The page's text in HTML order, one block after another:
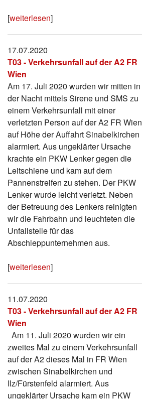
[weiterlesen]
17.07.2020
T03 - Verkehrsunfall auf der A2 FR
Wien
Am 17. Juli 2020 wurden wir mitten in
der Nacht mittels Sirene und SMS zu
einem Verkehrsunfall mit einer
verletzten Person auf der A2 FR Wien
auf Höhe der Auffahrt Sinabelkirchen
alarmiert. Aus ungeklärter Ursache
krachte ein PKW Lenker gegen die
Leitschiene und kam auf dem
Pannenstreifen zu stehen. Der PKW
Lenker wurde leicht verletzt. Neben
der Betreuung des Lenkers reinigten
wir die Fahrbahn und leuchteten die
Unfallstelle für das
Abschleppunternehmen aus.
[weiterlesen]
11.07.2020
T03 - Verkehrsunfall auf der A2 FR
Wien
Am 11. Juli 2020 wurden wir ein
zweites Mal zu einem Verkehrsunfall
auf der A2 dieses Mal in FR Wien
zwischen Sinabelkirchen und
Ilz/Fürstenfeld alarmiert. Aus
ungeklärter Ursache kam ein PKW